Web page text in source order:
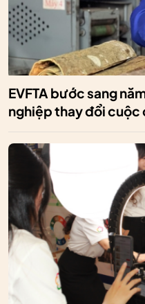
EVFTA bước sang
nghiệp thay đổi cuộc